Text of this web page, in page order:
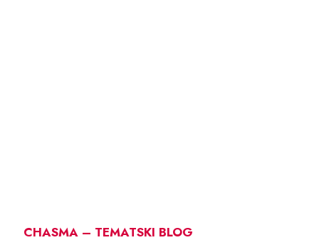
CHASMA – TEMATSKI BLOG